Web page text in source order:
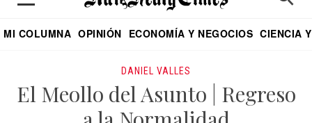
MI COLUMNA OPINIÓN ECONOMÍA Y NEGOCIOS CIENCIA
DANIEL VALLES
El Meollo del Asunto | Regreso